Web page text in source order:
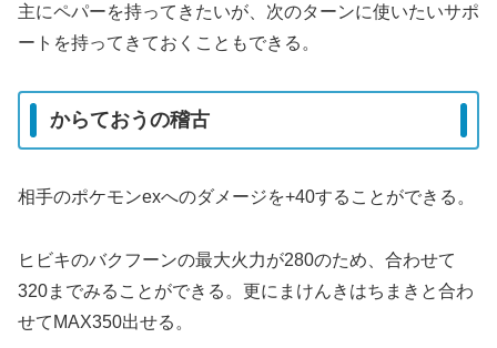
主にペパーを持ってきたいが、次のターンに使いたいサポ
ートを持ってきておくこともできる。
からておうの稽古
相手のポケモンexへのダメージを+40することができる。
ヒビキのバクフーンの最大火力が280のため、合わせて
320までみることができる。更にまけんきはちまきと合わ
せてMAX350出せる。